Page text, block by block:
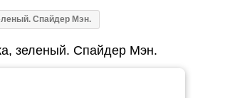
Спайдер Мэн.
зеленый. Спайдер Мэн.